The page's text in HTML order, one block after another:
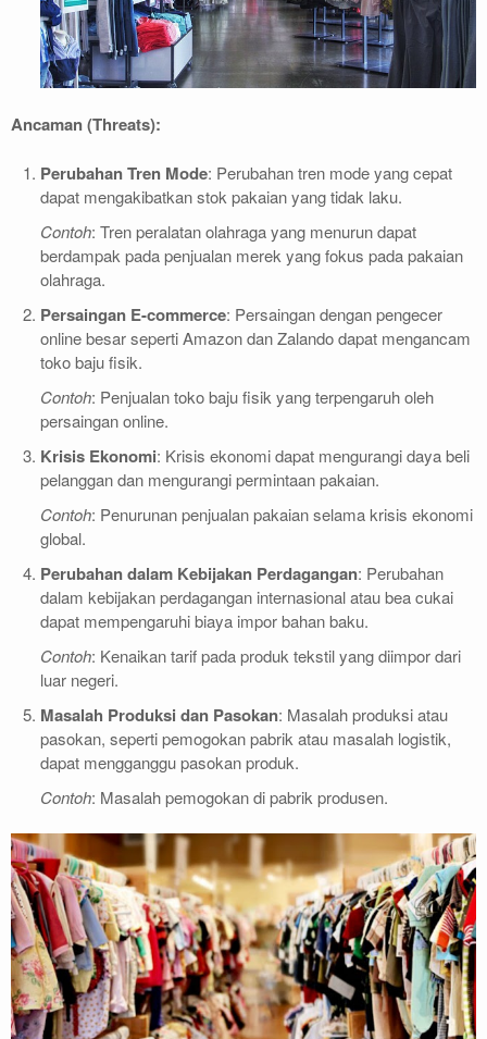
Ancaman (Threats):
Perubahan Tren Mode: Perubahan tren mode yang cepat
dapat mengakibatkan stok pakaian yang tidak laku.
Contoh: Tren peralatan olahraga yang menurun dapat
berdampak pada penjualan merek yang fokus pada pakaian
olahraga.
Persaingan E-commerce: Persaingan dengan pengecer
online besar seperti Amazon dan Zalando dapat mengancam
toko baju fisik.
Contoh: Penjualan toko baju fisik yang terpengaruh oleh
persaingan online.
Krisis Ekonomi: Krisis ekonomi dapat mengurangi daya beli
pelanggan dan mengurangi permintaan pakaian.
Contoh: Penurunan penjualan pakaian selama krisis ekonomi
global.
Perubahan dalam Kebijakan Perdagangan: Perubahan
dalam kebijakan perdagangan internasional atau bea cukai
dapat mempengaruhi biaya impor bahan baku.
Contoh: Kenaikan tarif pada produk tekstil yang diimpor dari
luar negeri.
Masalah Produksi dan Pasokan: Masalah produksi atau
pasokan, seperti pemogokan pabrik atau masalah logistik,
dapat mengganggu pasokan produk.
Contoh: Masalah pemogokan di pabrik produsen.